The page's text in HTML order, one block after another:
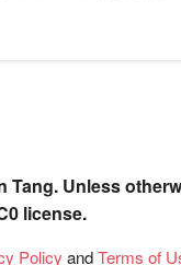
Unless
license.
Policy andTerms of